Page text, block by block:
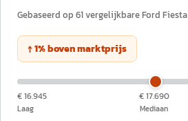
Gebaseerd op 61vergelijkbareFord Fiesta
↑1%bovenmarktprijs
€ 16.945
Laag
€ 17.690
Mediaan